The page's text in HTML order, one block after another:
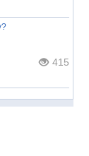
415